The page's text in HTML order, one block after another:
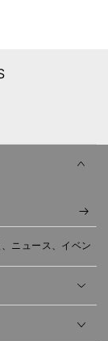
ニュース、イベン